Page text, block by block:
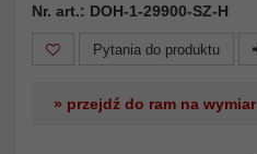
Nr. art.: DOH-1-29900-SZ-H
Pytania do produktu
» przejdź do ram na wymiar